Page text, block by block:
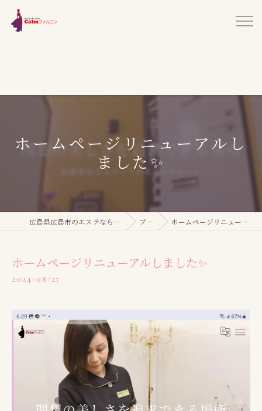
ホームページリニューアルし
ました✨
広島県広島市のエステならCalmファルコン ブログ ホームページリニューアルしました✨
ホームページリニューアルしました✨
2024/08/27